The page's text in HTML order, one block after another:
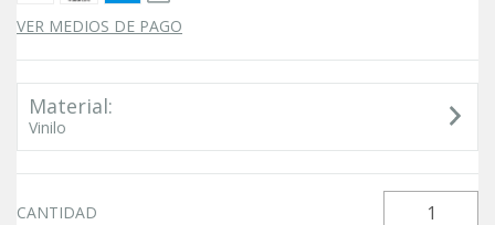
VER MEDIOS DE PAGO
Material:
Vinilo
CANTIDAD